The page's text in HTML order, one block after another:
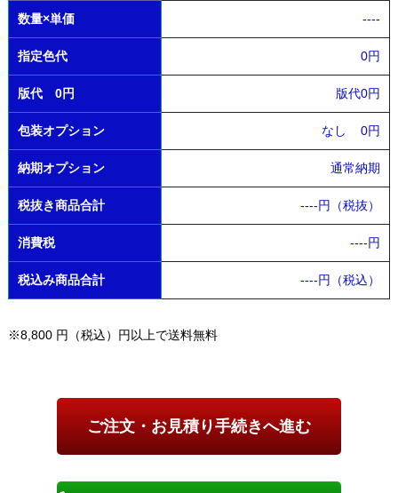
数量×単価 ----
指定色代 0円
版代 0円 版代0円
包装オプション なし 0円
納期オプション 通常納期
税抜き商品合計 ----円（税抜）
消費税 ----円
税込み商品合計 ----円（税込）
※8,800 円（税込）円以上で送料無料